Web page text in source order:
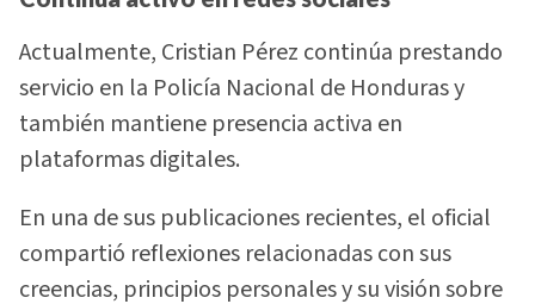
Actualmente, Cristian Pérez continúa prestando
servicio en la Policía Nacional de Honduras y
también mantiene presencia activa en
plataformas digitales.
En una de sus publicaciones recientes, el oficial
compartió reflexiones relacionadas con sus
creencias, principios personales y su visión sobre